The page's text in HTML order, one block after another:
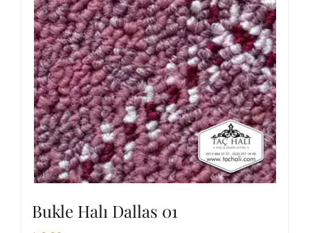
Bukle Halı Dallas 01